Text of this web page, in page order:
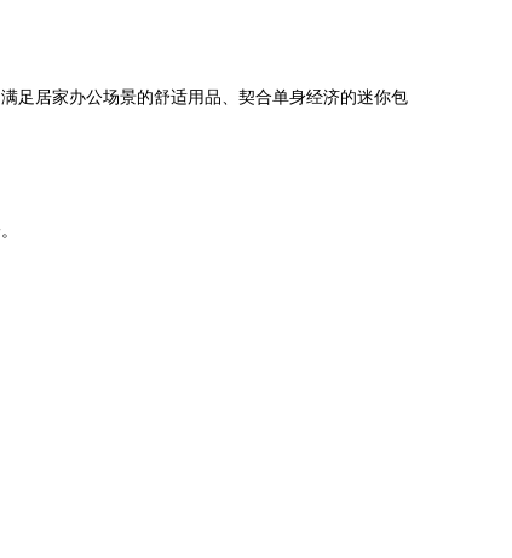
足居家办公场景的舒适用品、契合单身经济的迷你包